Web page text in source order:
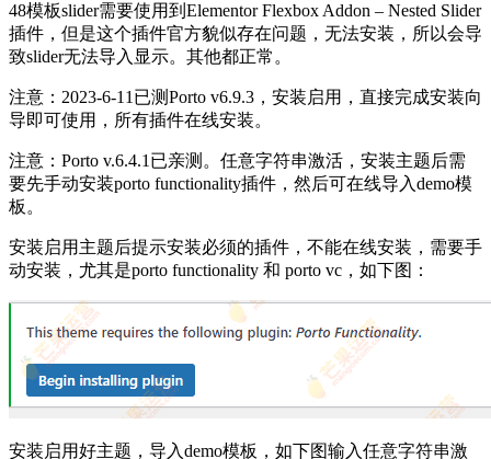
48模板slider需要使用到Elementor Flexbox Addon – Nested Slider
插件，但是这个插件官方貌似存在问题，无法安装，所以会导
致slider无法导入显示。其他都正常。
注意：2023-6-11已测Porto v6.9.3，安装启用，直接完成安装向
导即可使用，所有插件在线安装。
注意：Porto v.6.4.1已亲测。任意字符串激活，安装主题后需
要先手动安装porto functionality插件，然后可在线导入demo模
板。
安装启用主题后提示安装必须的插件，不能在线安装，需要手
动安装，尤其是porto functionality 和 porto vc，如下图：
安装启用好主题，导入demo模板，如下图输入任意字符串激